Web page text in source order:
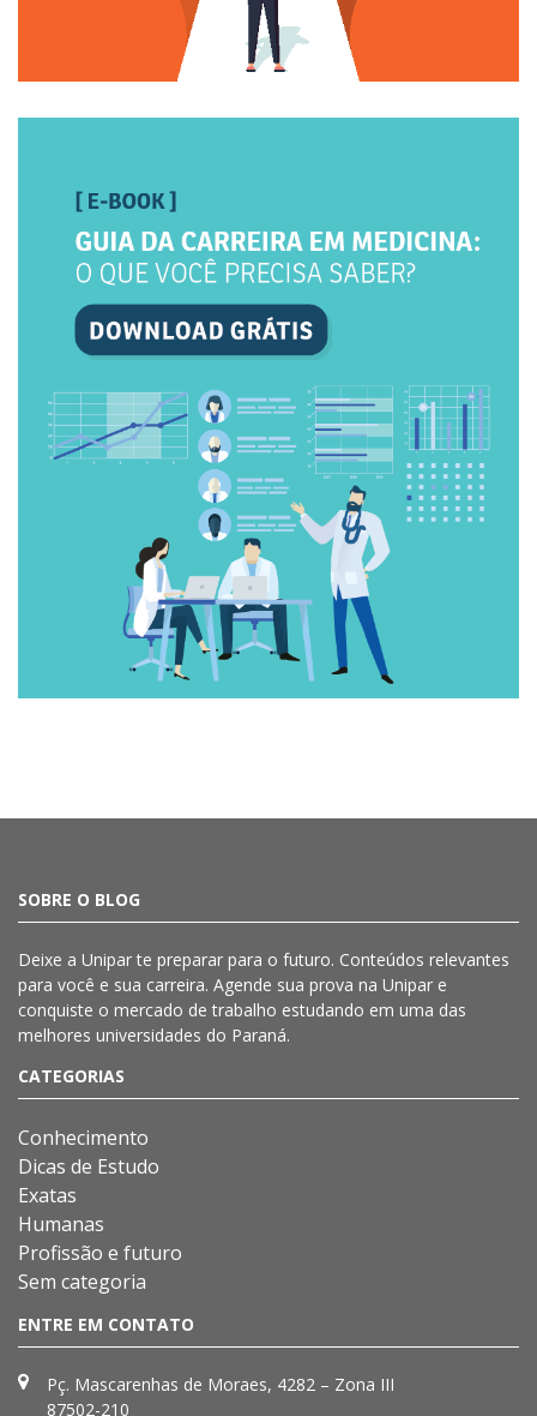
SOBRE O BLOG
Deixe a Uniparte preparar para o futuro. Conteúdos relevantes
para você e sua carreira. Agende sua prova na Unipar e
conquiste o mercado de trabalho estudando em uma das
melhores universidades do Paraná.
CATEGORIAS
Conhecimento
Dicas de Estudo
Exatas
Humanas
Profissão e futuro
Sem categoria
ENTRE EM CONTATO
Pç. Mascarenhas de Moraes, 4282 – Zona III
87502-210